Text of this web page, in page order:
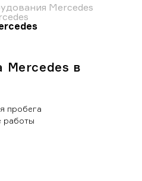
Mercedes
Mercedes в
пробега
работы